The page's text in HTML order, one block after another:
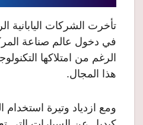
تأخرت الشركات اليابانية
في دخول عالم صناعة
الرغم من امتلاكها
هذا المجال.
ومع ازدياد وتيرة استخدام